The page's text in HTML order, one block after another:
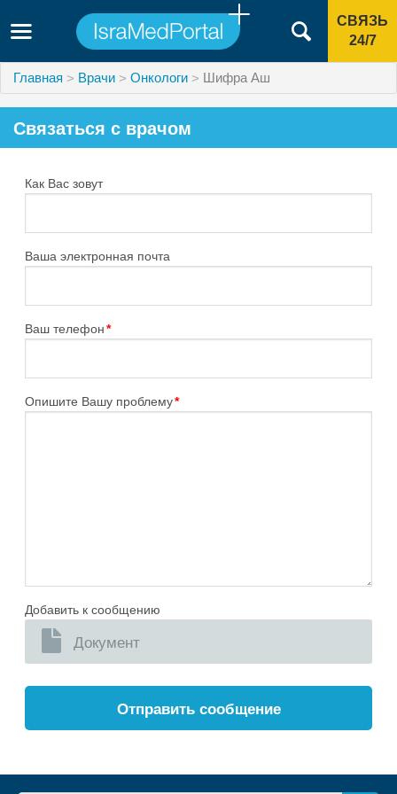
СВЯЗЬ
24/7
Главная Врачи Онкологи Шифра Аш
Связаться с врачом
Как Вас зовут
Ваша электронная почта
Ваш телефон*
Опишите Вашу проблему*
Добавить к сообщению
Документ